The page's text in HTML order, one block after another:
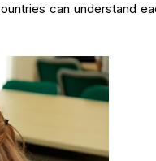
can understand